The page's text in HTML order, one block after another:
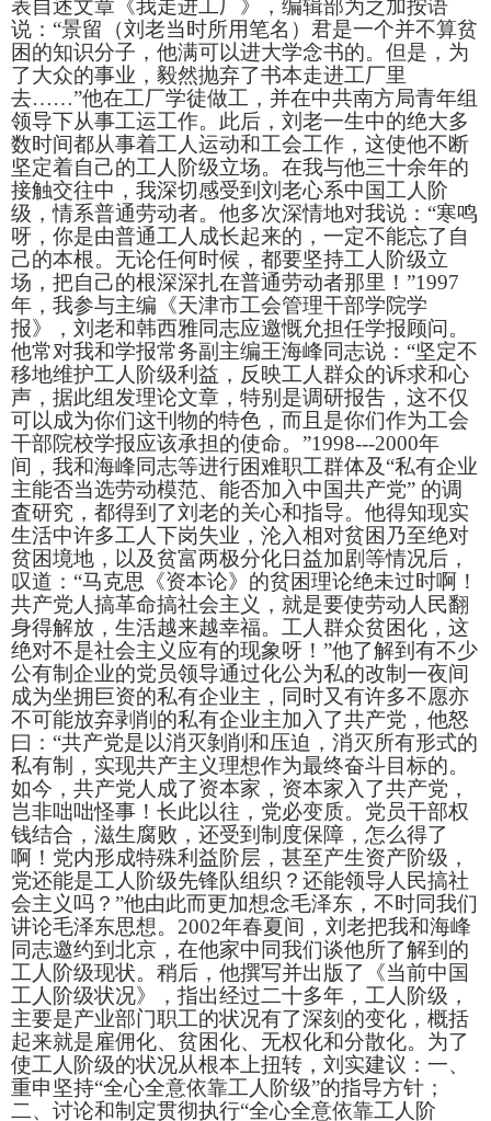
表自述文章《我走进工厂》，编辑部为之加按语
说：“景留（刘老当时所用笔名）君是一个并不算贫
困的知识分子，他满可以进大学念书的。但是，为
了大众的事业，毅然抛弃了书本走进工厂里
去……”他在工厂学徒做工，并在中共南方局青年组
领导下从事工运工作。此后，刘老一生中的绝大多
数时间都从事着工人运动和工会工作，这使他不断
坚定着自己的工人阶级立场。在我与他三十余年的
接触交往中，我深切感受到刘老心系中国工人阶
级，情系普通劳动者。他多次深情地对我说：“寒鸣
呀，你是由普通工人成长起来的，一定不能忘了自
己的本根。无论任何时候，都要坚持工人阶级立
场，把自己的根深深扎在普通劳动者那里！”1997
年，我参与主编《天津市工会管理干部学院学
报》，刘老和韩西雅同志应邀慨允担任学报顾问。
他常对我和学报常务副主编王海峰同志说：“坚定不
移地维护工人阶级利益，反映工人群众的诉求和心
声，据此组发理论文章，特别是调研报吿，这不仅
可以成为你们这刊物的特色，而且是你们作为工会
干部院校学报应该承担的使命。”1998---2000年
间，我和海峰同志等进行困难职工群体及“私有企业
主能否当选劳动模范、能否加入中国共产党” 的调
査研究，都得到了刘老的关心和指导。他得知现实
生活中许多工人下岗失业，沦入相对贫困乃至绝对
贫困境地，以及贫富两极分化日益加剧等情况后，
叹道：“马克思《资本论》的贫困理论绝未过时啊！
共产党人搞革命搞社会主义，就是要使劳动人民翻
身得解放，生活越来越幸福。工人群众贫困化，这
绝对不是社会主义应有的现象呀！”他了解到有不少
公有制企业的党员领导通过化公为私的改制一夜间
成为坐拥巨资的私有企业主，同时又有许多不愿亦
不可能放弃剥削的私有企业主加入了共产党，他怒
曰：“共产党是以消灭剝削和压迫，消灭所有形式的
私有制，实现共产主义理想作为最终奋斗目标的。
如今，共产党人成了资本家，资本家入了共产党，
岂非咄咄怪事！长此以往，党必变质。党员干部权
钱结合，滋生腐败，还受到制度保障，怎么得了
啊！党内形成特殊利益阶层，甚至产生资产阶级，
党还能是工人阶级先锋队组织？还能领导人民搞社
会主义吗？”他由此而更加想念毛泽东，不时同我们
讲论毛泽东思想。 2002年春夏间，刘老把我和海峰
同志邀约到北京，在他家中同我们谈他所了解到的
工人阶级现状。稍后，他撰写并出版了《当前中国
工人阶级状况》，指出经过二十多年，工人阶级，
主要是产业部门职工的状况有了深刻的变化，概括
起来就是雇佣化、贫困化、无权化和分散化。为了
使工人阶级的状况从根本上扭转，刘实建议：一、
重申坚持“全心全意依靠工人阶级”的指导方针；
二、讨论和制定贯彻执行“全心全意依靠工人阶